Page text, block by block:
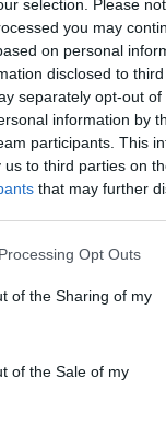
selection. Please
you may
on personal
disclosed to
separately opt-out
information by
participants. This
us to third parties on
that may further
website/app uses one
or usage behaviour.
to Google and its
specified purposes
Opt Outs
of the Sharing of my
of the Sale of my
24/05/2021 -
Προϋπολογισμός
μόνιμοι
20/11/2020 -
προκηρύξεις,
29/05/2019 - 09:21